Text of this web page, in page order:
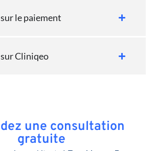
le paiement
Cliniqeo
une consultation
gratuite